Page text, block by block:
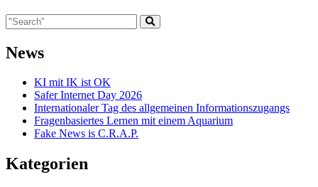
News
KI mit IK ist OK
Safer Internet Day 2026
Internationaler Tag des allgemeinen Informationszugangs
Fragenbasiertes Lernen mit einem Aquarium
Fake News is C.R.A.P.
Kategorien